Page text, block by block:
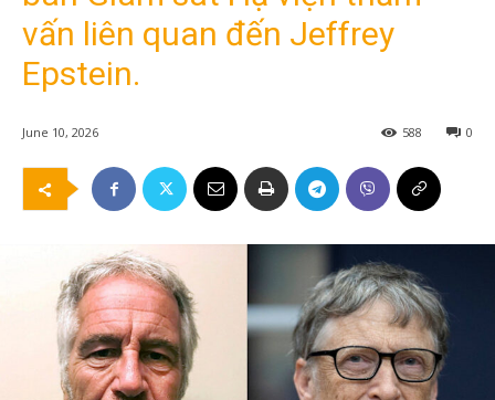
vấn liên quan đến Jeffrey
Epstein.
June 10, 2026 0
588